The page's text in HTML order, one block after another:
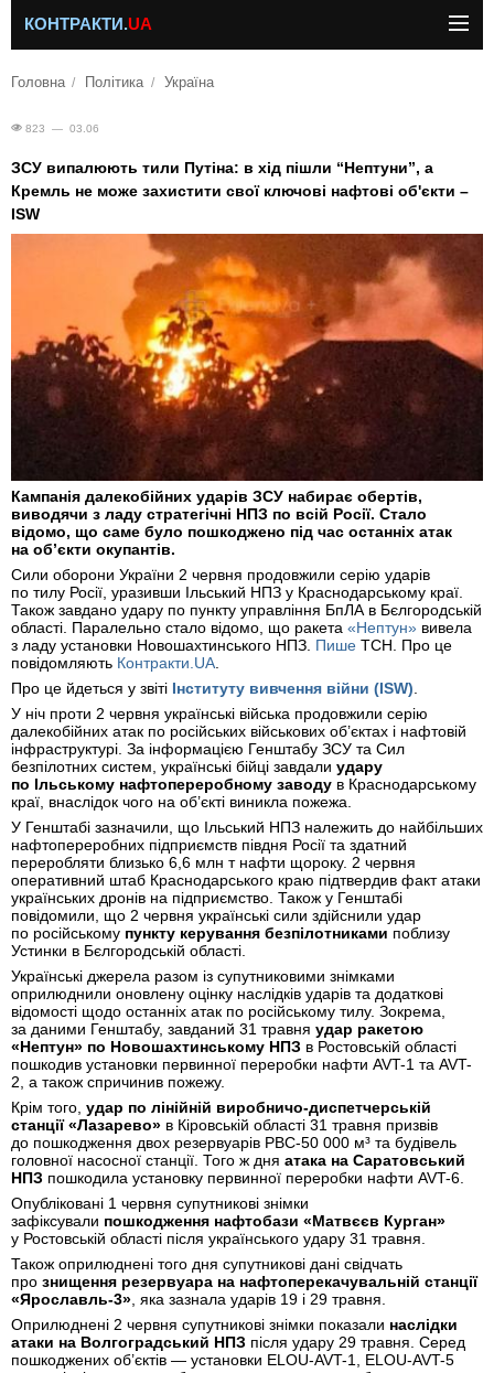
КОНТРАКТИ.UA
Головна Політика Україна
823 — 03.06
ЗСУ випалюють тили Путіна: в хід пішли “Нептуни”, а
Кремль не може захистити свої ключові нафтові об'єкти –
ISW
Кампанія далекобійних ударів ЗСУ набирає обертів,
виводячи з ладу стратегічні НПЗ по всій Росії. Стало
відомо, що саме було пошкоджено під час останніх атак
на об’єкти окупантів.
Сили оборони України 2 червня продовжили серію ударів
по тилу Росії, уразивши Ільський НПЗ у Краснодарському краї.
Також завдано удару по пункту управління БпЛА в Бєлгородській
області. Паралельно стало відомо, що ракета «Нептун» вивела
з ладу установки Новошахтинського НПЗ. Пише ТСН. Про це
повідомляють Контракти.UA.
Про це йдеться у звіті Інституту вивчення війни (ISW).
У ніч проти 2 червня українські війська продовжили серію
далекобійних атак по російських військових об’єктах і нафтовій
інфраструктурі. За інформацією Генштабу ЗСУ та Сил
безпілотних систем, українські бійці завдали удару
по Ільському нафтопереробному заводу в Краснодарському
краї, внаслідок чого на об’єкті виникла пожежа.
У Генштабі зазначили, що Ільський НПЗ належить до найбільших
нафтопереробних підприємств півдня Росії та здатний
переробляти близько 6,6 млн т нафти щороку. 2 червня
оперативний штаб Краснодарського краю підтвердив факт атаки
українських дронів на підприємство. Також у Генштабі
повідомили, що 2 червня українські сили здійснили удар
по російському пункту керування безпілотниками поблизу
Устинки в Бєлгородській області.
Українські джерела разом із супутниковими знімками
оприлюднили оновлену оцінку наслідків ударів та додаткові
відомості щодо останніх атак по російському тилу. Зокрема,
за даними Генштабу, завданий 31 травня удар ракетою
«Нептун» по Новошахтинському НПЗ в Ростовській області
пошкодив установки первинної переробки нафти AVT-1 та AVT-
2, а також спричинив пожежу.
Крім того, удар по лінійній виробничо-диспетчерській
станції «Лазарево» в Кіровській області 31 травня призвів
до пошкодження двох резервуарів РВС-50 000 м³ та будівель
головної насосної станції. Того ж дня атака на Саратовський
НПЗ пошкодила установку первинної переробки нафти AVT-6.
Опубліковані 1 червня супутникові знімки
зафіксували пошкодження нафтобази «Матвєєв Курган»
у Ростовській області після українського удару 31 травня.
Також оприлюднені того дня супутникові дані свідчать
про знищення резервуара на нафтоперекачувальній станції
«Ярославль-3», яка зазнала ударів 19 і 29 травня.
Оприлюднені 2 червня супутникові знімки показали наслідки
атаки на Волгоградський НПЗ після удару 29 травня. Серед
пошкоджених об’єктів — установки ELOU-AVT-1, ELOU-AVT-5